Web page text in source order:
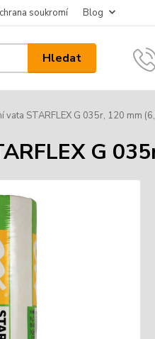
soukromí Blog
Hledat
vata STARFLEX G 035r, 120 mm
G